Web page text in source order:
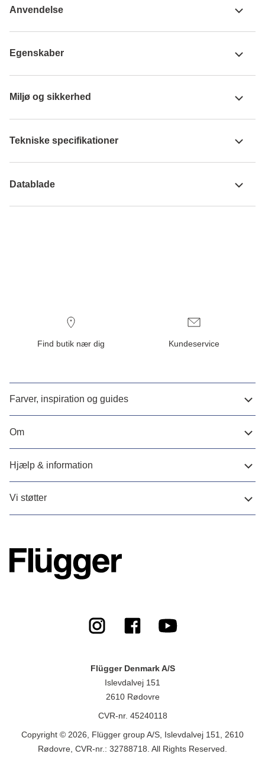
Anvendelse
Egenskaber
Miljø og sikkerhed
Tekniske specifikationer
Datablade
Find butik nær dig Kundeservice
Farver, inspiration og guides
Om
Hjælp & information
Vi støtter
Flügger Denmark A/S
Islevdalvej 151
2610 Rødovre
CVR-nr. 45240118
Copyright © 2026, Flügger group A/S, Islevdalvej 151, 2610
Rødovre, CVR-nr.: 32788718. All Rights Reserved.